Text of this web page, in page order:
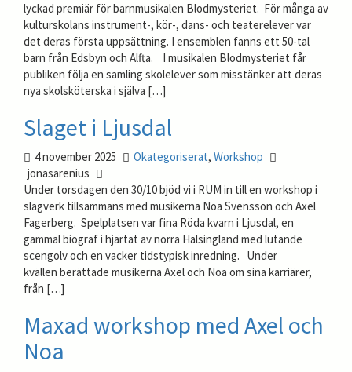
lyckad premiär för barnmusikalen Blodmysteriet. För många av
kulturskolans instrument-, kör-, dans- och teaterelever var
det deras första uppsättning. I ensemblen fanns ett 50-tal
barn från Edsbyn och Alfta. I musikalen Blodmysteriet får
publiken följa en samling skolelever som misstänker att deras
nya skolsköterska i själva […]
Slaget i Ljusdal
4 november 2025 Okategoriserat, Workshop
jonasarenius
Under torsdagen den 30/10 bjöd vi i RUM in till en workshop i
slagverk tillsammans med musikerna Noa Svensson och Axel
Fagerberg. Spelplatsen var fina Röda kvarn i Ljusdal, en
gammal biograf i hjärtat av norra Hälsingland med lutande
scengolv och en vacker tidstypisk inredning. Under
kvällen berättade musikerna Axel och Noa om sina karriärer,
från […]
Maxad workshop med Axel och
Noa